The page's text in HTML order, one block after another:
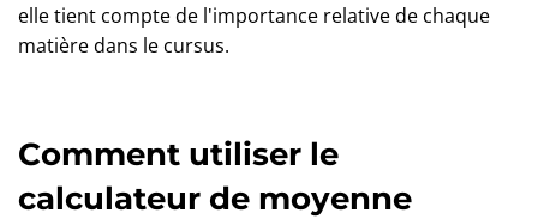
elle tient compte de l'importance relative de chaque
matière dans le cursus.
Comment utiliser le
calculateur de moyenne